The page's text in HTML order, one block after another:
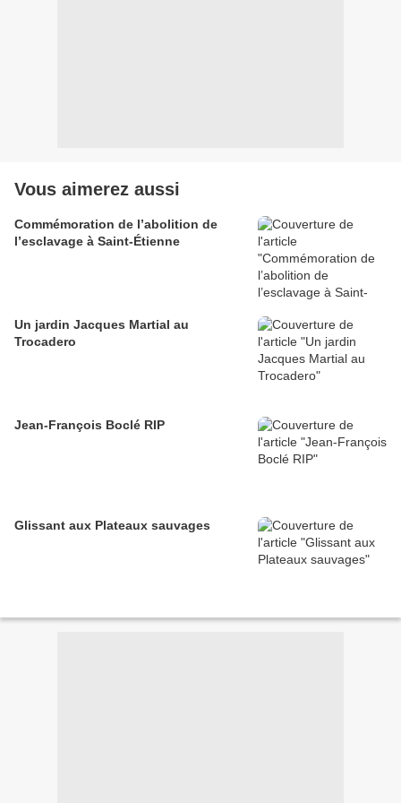
Vous aimerez aussi
Commémoration de l’abolition de
l’esclavage à Saint-Étienne
Un jardin Jacques Martial au
Trocadero
Jean-François Boclé RIP
Glissant aux Plateaux sauvages